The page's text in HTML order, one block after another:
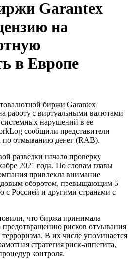
Garantex
на
в Европе
биржи Garantex
работу с виртуальными валютами
нарушений в ее
сообщили представители
по отмыванию денег (RAB).
разведки начало проверку
2021 года. По словам главы
привлекла внимание
оборотом, превыщающим 5
с Россией и другими странами с
что биржа принимала
предотвращению рисков отмывания
В их числе упоминается
стратегия риск-аппетита,
контроля.